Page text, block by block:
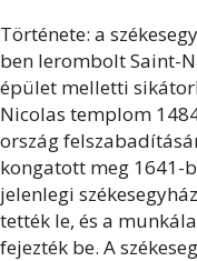
Története: a
ben lerombolt Saint-
épület melletti
Nicolas templom
ország
kongatott meg 1641-
jelenlegi
tették le, és a
fejezték be. A